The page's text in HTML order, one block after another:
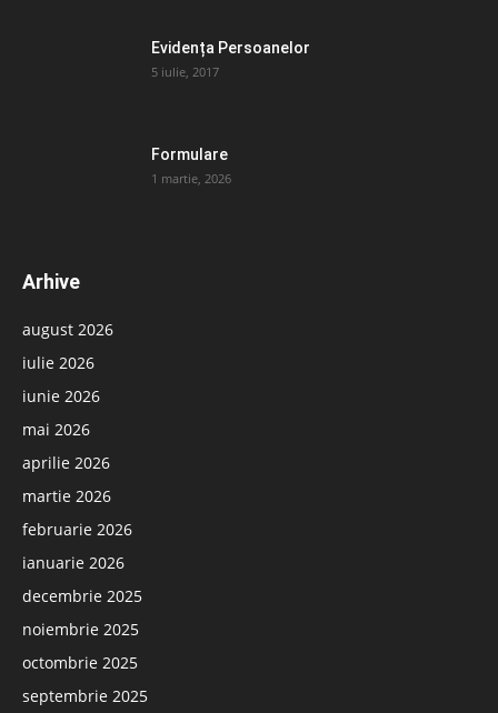
Evidența Persoanelor
5 iulie, 2017
Formulare
1 martie, 2026
Arhive
august 2026
iulie 2026
iunie 2026
mai 2026
aprilie 2026
martie 2026
februarie 2026
ianuarie 2026
decembrie 2025
noiembrie 2025
octombrie 2025
septembrie 2025